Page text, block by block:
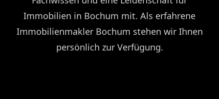
Immobilien in Bochum mit. Als erfahrene
Immobilienmakler Bochum stehen wir Ihnen
persönlich zur Verfügung.